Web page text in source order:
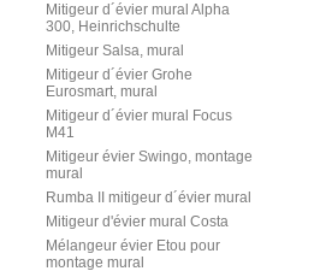
Mitigeur d´évier mural Alpha
300, Heinrichschulte
Mitigeur Salsa, mural
Mitigeur d´évier Grohe
Eurosmart, mural
Mitigeur d´évier mural Focus
M41
Mitigeur évier Swingo, montage
mural
Rumba II mitigeur d´évier mural
Mitigeur d'évier mural Costa
Mélangeur évier Etou pour
montage mural